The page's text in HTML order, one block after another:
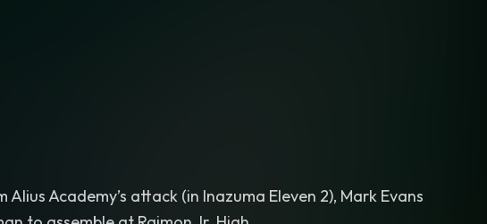
Academy’s attack (in Inazuma Eleven 2), Mark Evans